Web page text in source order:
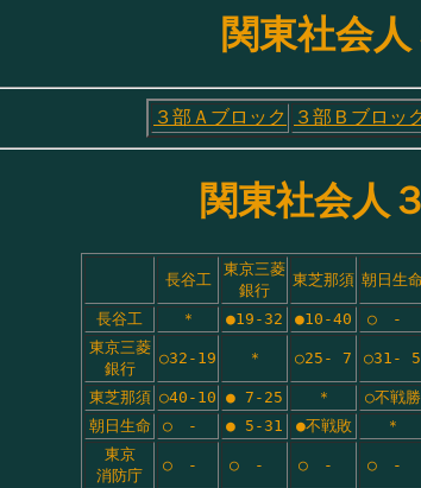
関東社会
３部Ａブロック ３部Ｂブロッ
関東社会人
長谷工
東京三菱
銀行
東芝那須 朝日生命
長谷工 ＊ ●19-32 ●10-40 ○　-
東京三菱
銀行
○32-19 ＊ ○25- 7 ○31- 5
東芝那須 ○40-10 ● 7-25 ＊ ○不戦勝
朝日生命
○　- ● 5-31 ●不戦敗 ＊
東京
消防庁
○　- ○　- ○　- ○　-